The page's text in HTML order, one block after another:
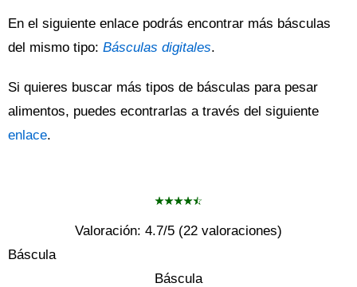
En el siguiente enlace podrás encontrar más básculas
del mismo tipo: Básculas digitales.
Si quieres buscar más tipos de básculas para pesar
alimentos, puedes econtrarlas a través del siguiente
enlace.
Valoración: 4.7/5 (22 valoraciones)
Báscula
Báscula